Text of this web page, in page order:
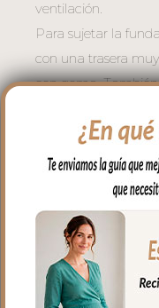
ventilación.
Para sujetar la
con una trasera
con goma.
respaldo y no
Cuenta con un
adicional el
a la funda quede
respaldo. Son unas
las aberturas de los
hasta pasar a la